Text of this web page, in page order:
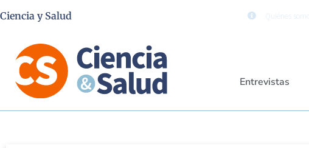
Ciencia y Salud Quiénes somos
Entrevistas